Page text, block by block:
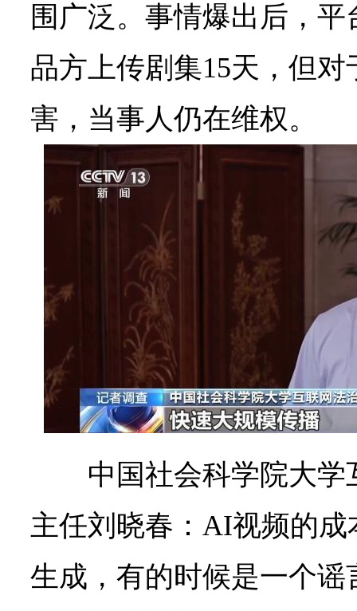
围广泛。事情爆出后，
品方上传剧集15天，但
害，当事人仍在维权。
中国社会科学院大
主任刘晓春：AI视频的
生成，有的时候是一个